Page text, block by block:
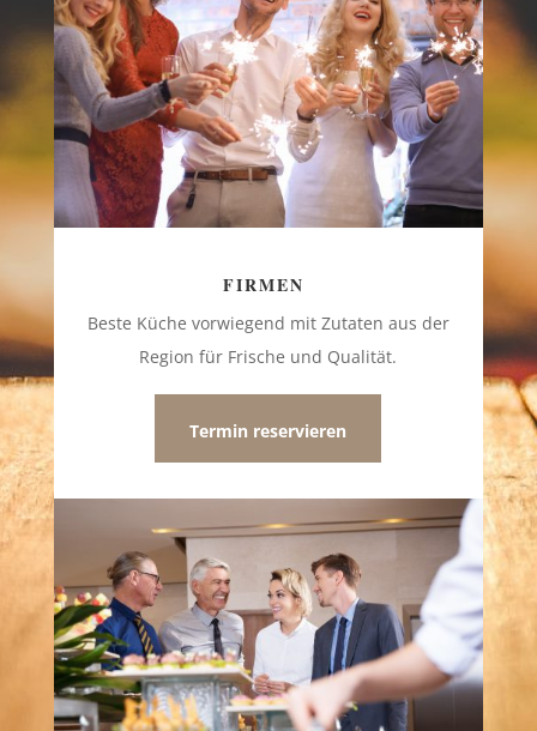
FIRMEN
Beste Küche vorwiegend mit Zutaten aus der
Region für Frische und Qualität.
Termin reservieren